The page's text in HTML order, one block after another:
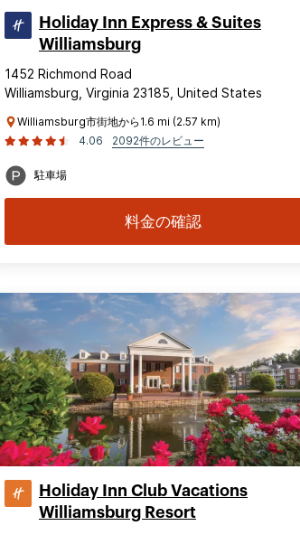
Holiday Inn Express & Suites
Williamsburg
1452 Richmond Road
Williamsburg, Virginia 23185, United States
Williamsburg市街地から1.6 mi (2.57 km)
4.06
2092件のレビュー
駐車場
料金の確認
Holiday Inn Club Vacations
Williamsburg Resort